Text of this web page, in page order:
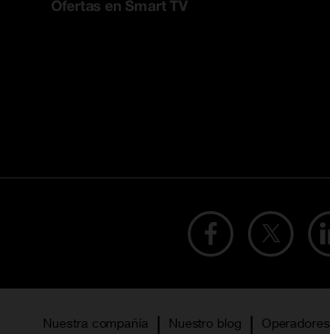
Ofertas en Smart TV
Nuestra compañía Nuestro blog Operadores